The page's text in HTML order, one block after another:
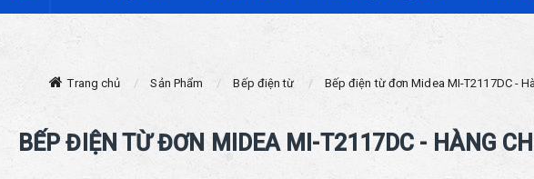
Trang chủ Sản Phẩm Bếp điện từ Bếp điện từ đơn Midea MI-T2117DC -
BẾP ĐIỆN TỪ ĐƠN MIDEA MI-T2117DC - HÀNG